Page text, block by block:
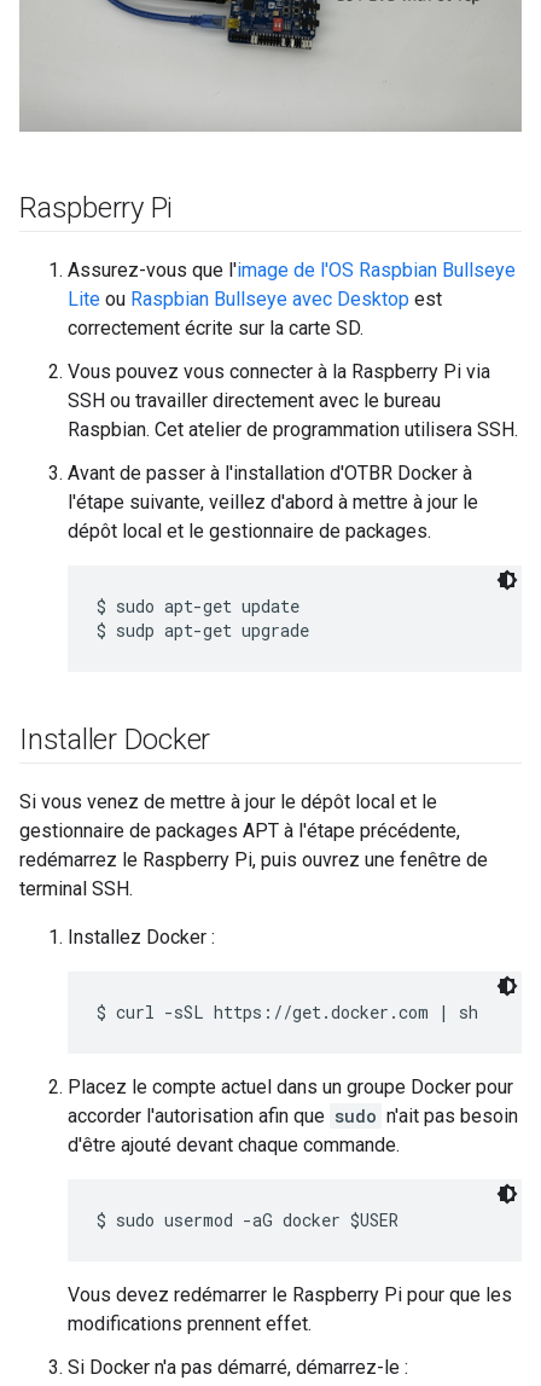
Raspberry Pi
Assurez-vous que l'image de l'OS Raspbian Bullseye
Lite ou Raspbian Bullseye avec Desktop est
correctement écrite sur la carte SD.
Vous pouvez vous connecter à la Raspberry Pi via
SSH ou travailler directement avec le bureau
Raspbian. Cet atelier de programmation utilisera SSH.
Avant de passer à l'installation d'OTBR Docker à
l'étape suivante, veillez d'abord à mettre à jour le
dépôt local et le gestionnaire de packages.
$ sudo apt-get update
Installer Docker
Si vous venez de mettre à jour le dépôt local et le
gestionnaire de packages APT à l'étape précédente,
redémarrez le Raspberry Pi, puis ouvrez une fenêtre de
terminal SSH.
Installez Docker :
Placez le compte actuel dans un groupe Docker pour
accorder l'autorisation afin que sudo n'ait pas besoin
d'être ajouté devant chaque commande.
Vous devez redémarrer le Raspberry Pi pour que les
modifications prennent effet.
Si Docker n'a pas démarré, démarrez-le :